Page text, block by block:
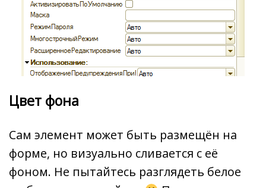
Цвет фона
Сам элемент может быть размещён на
форме, но визуально сливается с её
фоном. Не пытайтесь разглядеть белое